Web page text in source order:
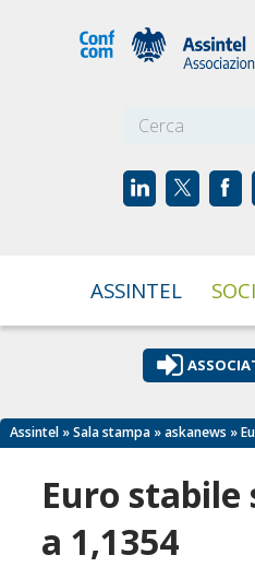
ASSINTEL SOCI
Assintel »Sala stampa »askanews »
Euro
a 1,1354